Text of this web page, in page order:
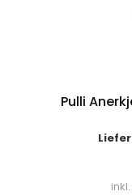
Pulli